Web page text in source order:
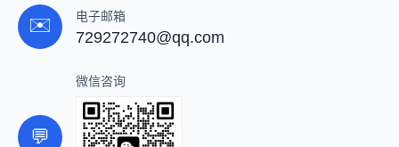
✉️ 电子邮箱
729272740@qq.com
💬
微信咨询